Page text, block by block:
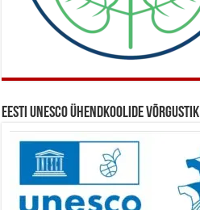
Eesti UNESCO ühendkoolide võrgustik